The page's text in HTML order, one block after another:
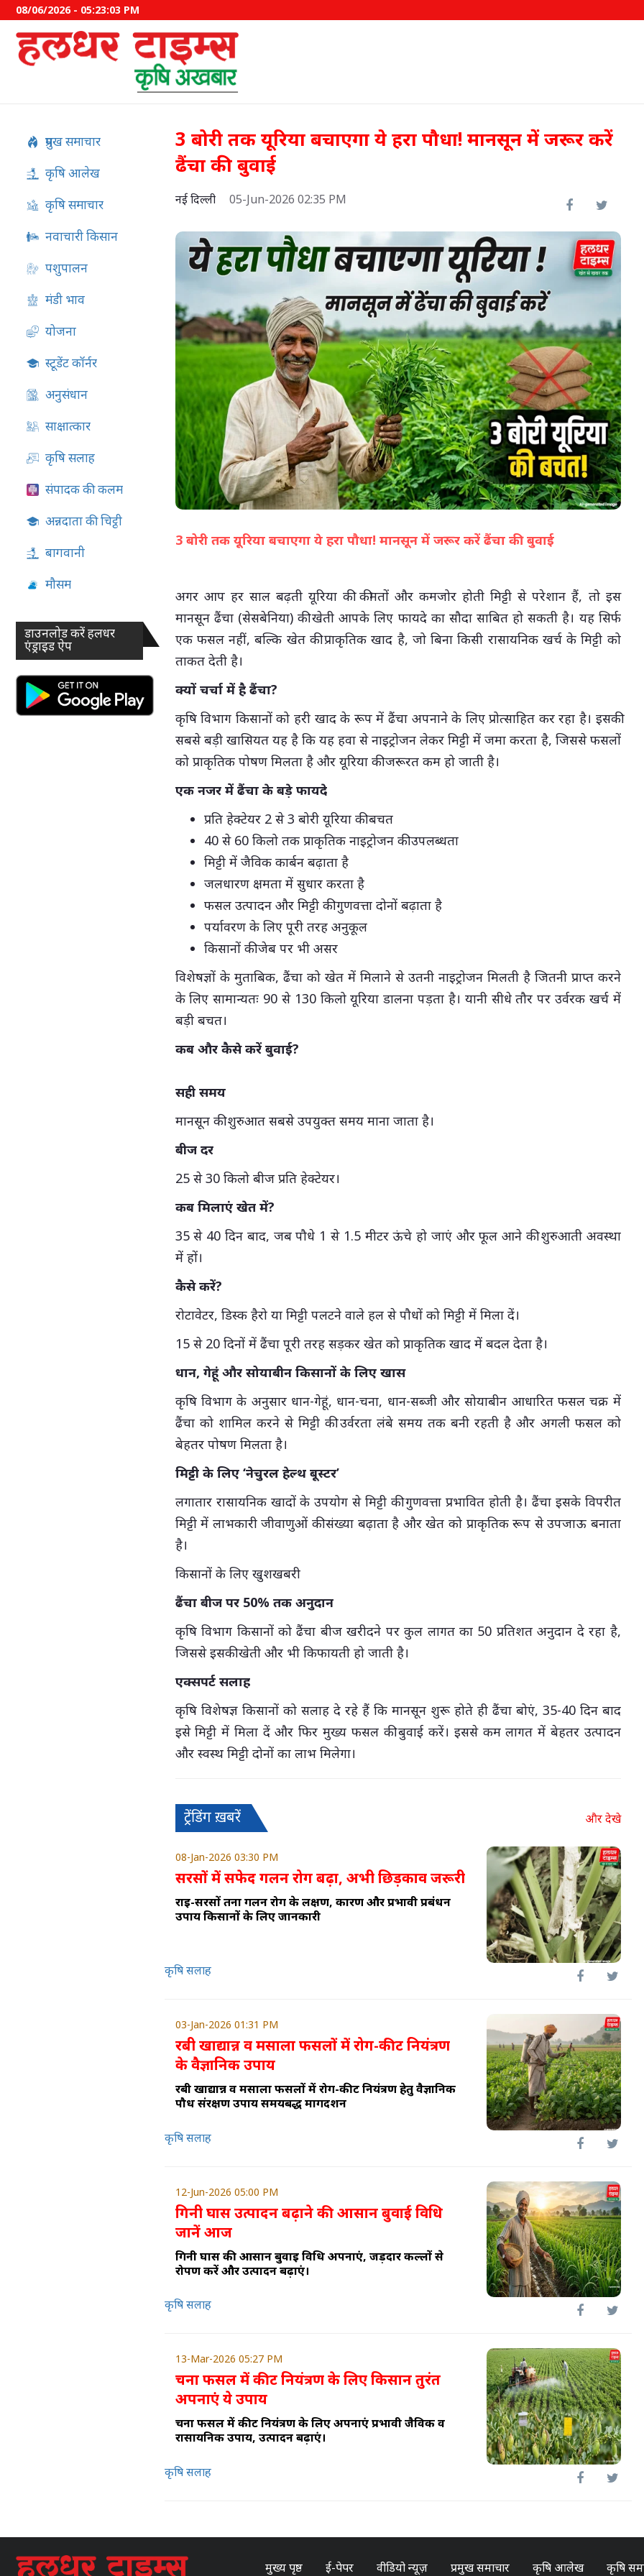
08/06/2026 - 05:23:04 PM
प्रमुख समाचार
कृषि आलेख
कृषि समाचार
नवाचारी किसान
पशुपालन
मंडी भाव
योजना
स्टूडेंट कॉर्नर
अनुसंधान
साक्षात्कार
कृषि सलाह
संपादक की कलम
अन्नदाता की चिट्ठी
बागवानी
मौसम
डाउनलोड करें हलधर
एंड्राइड ऐप
3 बोरी तक यूरिया बचाएगा ये हरा पौधा! मानसून में जरूर करें
ढैंचा की बुवाई
नई दिल्ली 05-Jun-2026 02:35 PM
3 बोरी तक यूरिया बचाएगा ये हरा पौधा! मानसून में जरूर करें ढैंचा की बुवाई
अगर आप हर साल बढ़ती यूरिया की कीमतों और कमजोर होती मिट्टी से परेशान हैं, तो इस
मानसून ढैंचा (सेसबेनिया) की खेती आपके लिए फायदे का सौदा साबित हो सकती है। यह सिर्फ
एक फसल नहीं, बल्कि खेत की प्राकृतिक खाद है, जो बिना किसी रासायनिक खर्च के मिट्टी को
ताकत देती है।
क्यों चर्चा में है ढैंचा?
कृषि विभाग किसानों को हरी खाद के रूप में ढैंचा अपनाने के लिए प्रोत्साहित कर रहा है। इसकी
सबसे बड़ी खासियत यह है कि यह हवा से नाइट्रोजन लेकर मिट्टी में जमा करता है, जिससे फसलों
को प्राकृतिक पोषण मिलता है और यूरिया की जरूरत कम हो जाती है।
एक नजर में ढैंचा के बड़े फायदे
प्रति हेक्टेयर 2 से 3 बोरी यूरिया की बचत
40 से 60 किलो तक प्राकृतिक नाइट्रोजन की उपलब्धता
मिट्टी में जैविक कार्बन बढ़ाता है
जलधारण क्षमता में सुधार करता है
फसल उत्पादन और मिट्टी की गुणवत्ता दोनों बढ़ाता है
पर्यावरण के लिए पूरी तरह अनुकूल
किसानों की जेब पर भी असर
विशेषज्ञों के मुताबिक, ढैंचा को खेत में मिलाने से उतनी नाइट्रोजन मिलती है जितनी प्राप्त करने
के लिए सामान्यतः 90 से 130 किलो यूरिया डालना पड़ता है। यानी सीधे तौर पर उर्वरक खर्च में
बड़ी बचत।
कब और कैसे करें बुवाई?
सही समय
मानसून की शुरुआत सबसे उपयुक्त समय माना जाता है।
बीज दर
25 से 30 किलो बीज प्रति हेक्टेयर।
कब मिलाएं खेत में?
35 से 40 दिन बाद, जब पौधे 1 से 1.5 मीटर ऊंचे हो जाएं और फूल आने की शुरुआती अवस्था
में हों।
कैसे करें?
रोटावेटर, डिस्क हैरो या मिट्टी पलटने वाले हल से पौधों को मिट्टी में मिला दें।
15 से 20 दिनों में ढैंचा पूरी तरह सड़कर खेत को प्राकृतिक खाद में बदल देता है।
धान, गेहूं और सोयाबीन किसानों के लिए खास
कृषि विभाग के अनुसार धान-गेहूं, धान-चना, धान-सब्जी और सोयाबीन आधारित फसल चक्र में
ढैंचा को शामिल करने से मिट्टी की उर्वरता लंबे समय तक बनी रहती है और अगली फसल को
बेहतर पोषण मिलता है।
मिट्टी के लिए ‘नेचुरल हेल्थ बूस्टर’
लगातार रासायनिक खादों के उपयोग से मिट्टी की गुणवत्ता प्रभावित होती है। ढैंचा इसके विपरीत
मिट्टी में लाभकारी जीवाणुओं की संख्या बढ़ाता है और खेत को प्राकृतिक रूप से उपजाऊ बनाता
है।
किसानों के लिए खुशखबरी
ढैंचा बीज पर 50% तक अनुदान
कृषि विभाग किसानों को ढैंचा बीज खरीदने पर कुल लागत का 50 प्रतिशत अनुदान दे रहा है,
जिससे इसकी खेती और भी किफायती हो जाती है।
एक्सपर्ट सलाह
कृषि विशेषज्ञ किसानों को सलाह दे रहे हैं कि मानसून शुरू होते ही ढैंचा बोएं, 35-40 दिन बाद
इसे मिट्टी में मिला दें और फिर मुख्य फसल की बुवाई करें। इससे कम लागत में बेहतर उत्पादन
और स्वस्थ मिट्टी दोनों का लाभ मिलेगा।
ट्रेंडिंग ख़बरें और देखे
08-Jan-2026 03:30 PM
सरसों में सफेद गलन रोग बढ़ा, अभी छिड़काव जरूरी
राई-सरसों तना गलन रोग के लक्षण, कारण और प्रभावी प्रबंधन
उपाय किसानों के लिए जानकारी
कृषि सलाह
03-Jan-2026 01:31 PM
रबी खाद्यान्न व मसाला फसलों में रोग-कीट नियंत्रण
के वैज्ञानिक उपाय
रबी खाद्यान्न व मसाला फसलों में रोग-कीट नियंत्रण हेतु वैज्ञानिक
पौध संरक्षण उपाय समयबद्ध मार्गदर्शन
कृषि सलाह
12-Jun-2026 05:00 PM
गिनी घास उत्पादन बढ़ाने की आसान बुवाई विधि
जानें आज
गिनी घास की आसान बुवाई विधि अपनाएं, जड़दार कल्लों से
रोपण करें और उत्पादन बढ़ाएं।
कृषि सलाह
13-Mar-2026 05:27 PM
चना फसल में कीट नियंत्रण के लिए किसान तुरंत
अपनाएं ये उपाय
चना फसल में कीट नियंत्रण के लिए अपनाएं प्रभावी जैविक व
रासायनिक उपाय, उत्पादन बढ़ाएं।
कृषि सलाह
PM Kisan 24वीं किस्त की तारीख पर
बड़ा अपडेट, जानें कब आएंगे 2000
05-Aug-2026 04:51 PM
62.58 लाख किसानों को मिला
फसल बीमा का लाभ
05-Aug-2026 04:36 PM
मुख्य पृष्ठ ई-पेपर वीडियो न्यूज़ प्रमुख समाचार कृषि आलेख कृषि